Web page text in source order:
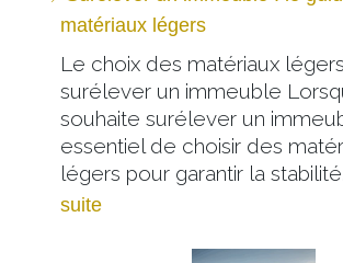
matériaux légers
Le choix des matériaux
surélever un immeuble
souhaite surélever un
essentiel de choisir des
légers pour garantir la
suite